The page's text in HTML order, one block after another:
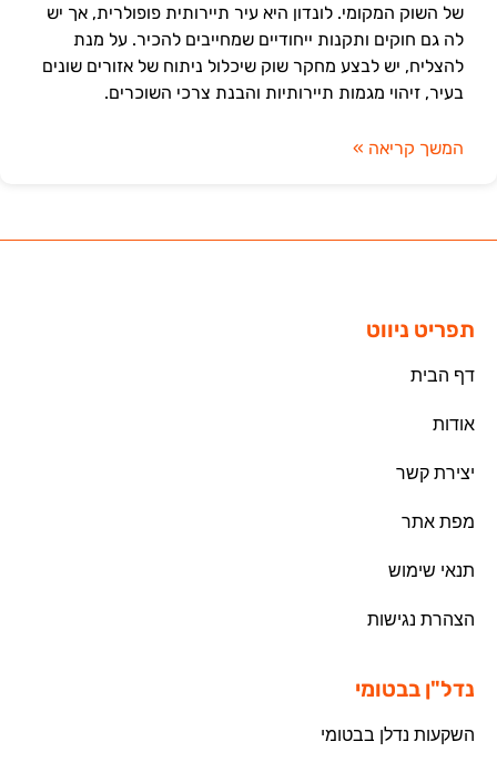
של השוק המקומי. לונדון היא עיר תיירותית פופולרית, אך יש
לה גם חוקים ותקנות ייחודיים שמחייבים להכיר. על מנת
להצליח, יש לבצע מחקר שוק שיכלול ניתוח של אזורים שונים
בעיר, זיהוי מגמות תיירותיות והבנת צרכי השוכרים.
המשך קריאה »
תפריט ניווט
דף הבית
אודות
יצירת קשר
מפת אתר
תנאי שימוש
הצהרת נגישות
נדל"ן בבטומי
השקעות נדלן בבטומי